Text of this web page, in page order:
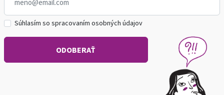
Súhlasím so spracovaním osobných údajov